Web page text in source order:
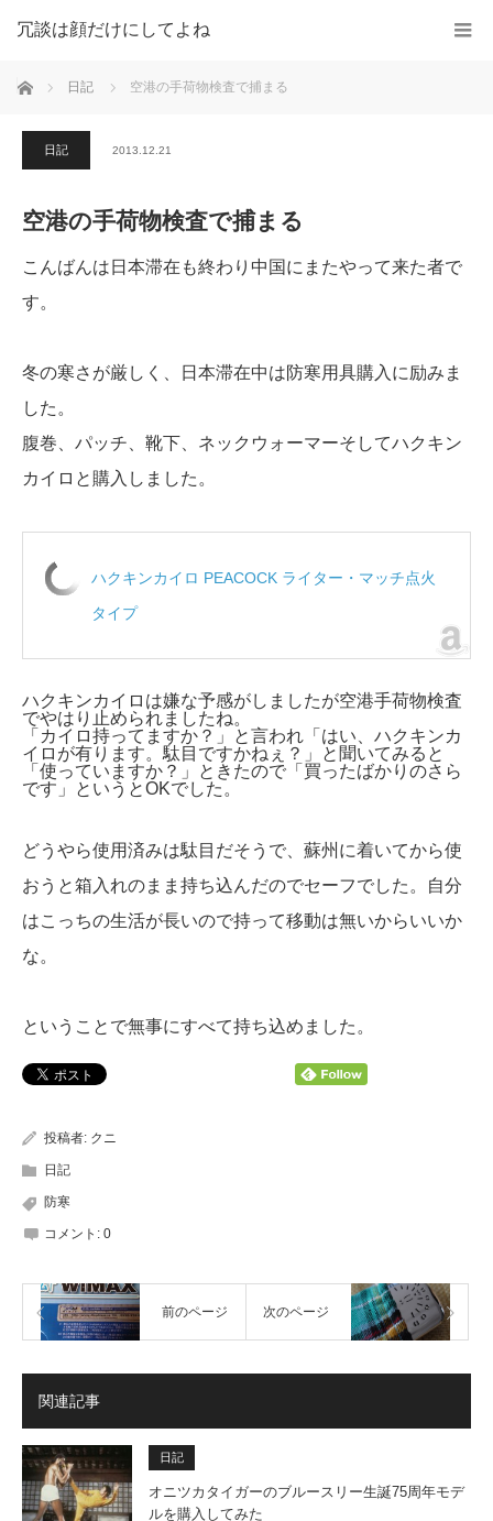
冗談は顔だけにしてよね
ホーム 日記 空港の手荷物検査で捕まる
日記 2013.12.21
空港の手荷物検査で捕まる
こんばんは日本滞在も終わり中国にまたやって来た者で
す。
冬の寒さが厳しく、日本滞在中は防寒用具購入に励みま
した。
腹巻、パッチ、靴下、ネックウォーマーそしてハクキン
カイロと購入しました。
ハクキンカイロ PEACOCK ライター・マッチ点火
タイプ
ハクキンカイロは嫌な予感がしましたが空港手荷物検査
でやはり止められましたね。
「カイロ持ってますか？」と言われ「はい、ハクキンカ
イロが有ります。駄目ですかねぇ？」と聞いてみると
「使っていますか？」ときたので「買ったばかりのさら
です」というとOKでした。
どうやら使用済みは駄目だそうで、蘇州に着いてから使
おうと箱入れのまま持ち込んだのでセーフでした。自分
はこっちの生活が長いので持って移動は無いからいいか
な。
ということで無事にすべて持ち込めました。
投稿者: クニ
日記
防寒
コメント: 0
前のページ 次のページ
関連記事
日記
オニツカタイガーのブルースリー生誕75周年モデ
ルを購入してみた